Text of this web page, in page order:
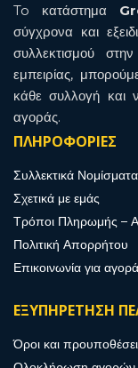
To κατάστημα
σύγχρονα και
συλλεκτισμού
εμπειρίας,
κάθε συλλογή και
αγοράς.
ΠΛΗΡΟΦΟΡΙΕΣ
Συλλεκτικά
Σχετικά με εμάς
Τρόποι Πληρωμής –
Πολιτική Απορρήτου
Επικοινωνία για
ΕΞΥΠΗΡΕΤΗΣΗ
Όροι και